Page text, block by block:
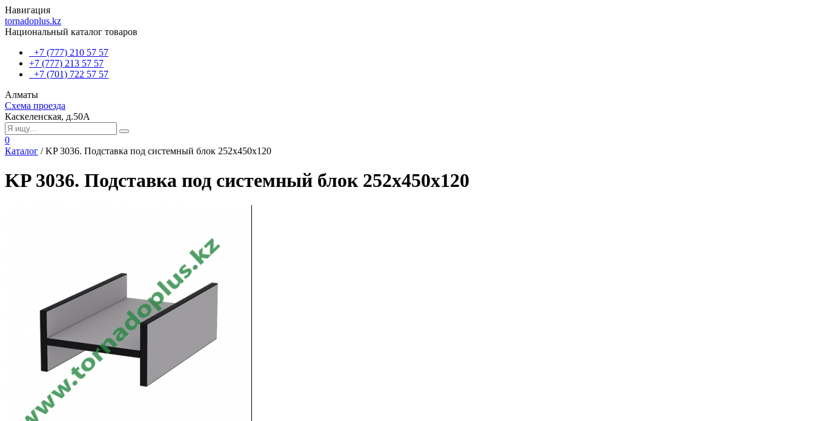
Навигация
tornadoplus.kz
Национальный каталог товаров
+7 (777) 210 57 57
+7 (777) 213 57 57
+7 (701) 722 57 57
Алматы
Схема проезда
Каскеленская, д.50А
0
Каталог /KP 3036. Подставка под системный блок 252х450х120
KP 3036. Подставка под системный блок 252х450х120